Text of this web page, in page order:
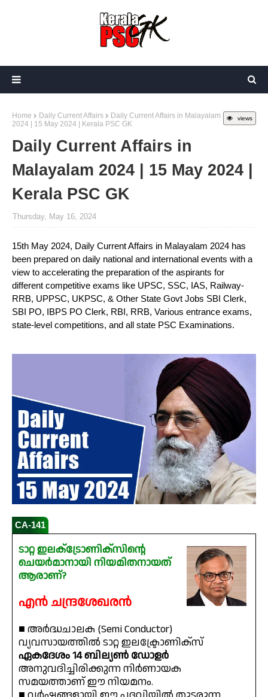
views
Home Daily Current Affairs
Daily Current Affairs in Malayalam
2024 | 15 May 2024 | Kerala PSC GK
Daily Current Affairs in
Malayalam 2024 | 15 May 2024 |
Kerala PSC GK
Thursday, May 16, 2024
15th May 2024, Daily Current Affairs in Malayalam 2024 has
been prepared on daily national and international events with a
view to accelerating the preparation of the aspirants for
different competitive exams like UPSC, SSC, IAS, Railway-
RRB, UPPSC, UKPSC, & Other State Govt Jobs SBI Clerk,
SBI PO, IBPS PO Clerk, RBI, RRB, Various entrance exams,
state-level competitions, and all state PSC Examinations.
CA-141
ടാറ്റ ഇലക്‌ട്രോണിക്‌സിൻ്റെ
ചെയർമാനായി നിയമിതനായത്
ആരാണ്?
എൻ ചന്ദ്രശേഖരൻ
■ അർദ്ധചാലക (Semi Conductor)
വ്യവസായത്തിൽ ടാറ്റ ഇലക്ട്രോണിക്സ്
ഏകദേശം 14 ബില്യൺ ഡോളർ
അനുവദിച്ചിരിക്കുന്ന നിർണായക
സമയത്താണ് ഈ നിയമനം.